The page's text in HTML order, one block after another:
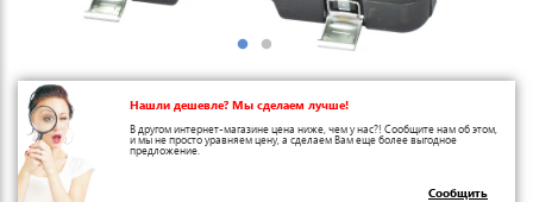
Нашли дешевле? Мы сделаем лучше!
В другом интернет-магазине цена ниже, чем у нас?! Сообщите нам об этом,
и мы не просто уравняем цену, а сделаем Вам еще более выгодное
предложение.
Сообщить